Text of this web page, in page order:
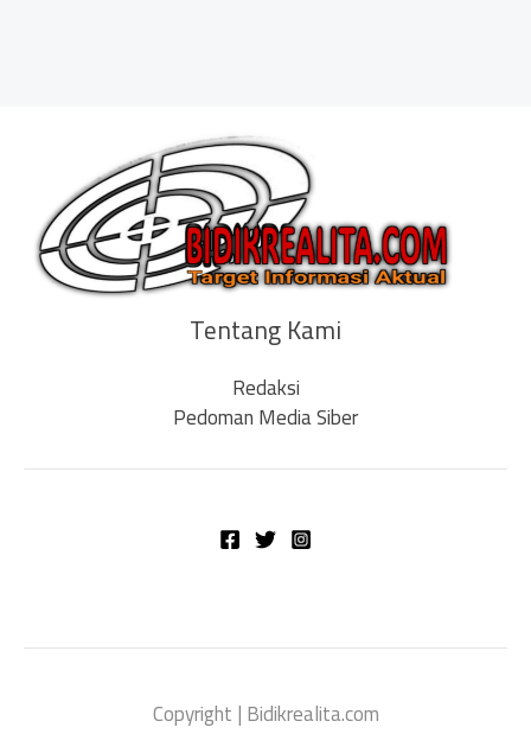
Tentang Kami
Redaksi
Pedoman Media Siber
Copyright | Bidikrealita.com